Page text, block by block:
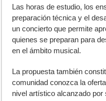
Las horas de estudio, los
preparación técnica y el
un concierto que permite
quienes se preparan para
en el ámbito musical.
La propuesta también
comunidad conozca la
nivel artístico alcanzado por